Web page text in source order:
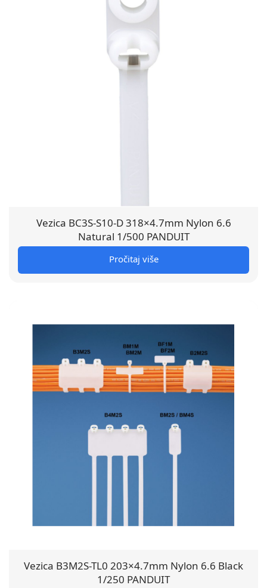
Vezica BC3S-S10-D 318×4.7mm Nylon 6.6
Natural 1/500 PANDUIT
Pročitaj više
Vezica B3M2S-TL0 203×4.7mm Nylon 6.6 Black
1/250 PANDUIT